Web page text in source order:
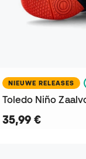
NIEUWE RELEASES
Toledo Niño
35,99 €